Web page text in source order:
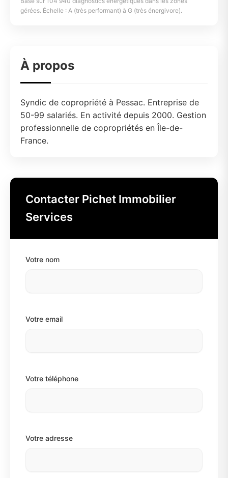
gérées. Échelle : A (très performant) à G (très énergivore).
À propos
Syndic de copropriété à Pessac. Entreprise de
50-99 salariés. En activité depuis 2000. Gestion
professionnelle de copropriétés en Île-de-
France.
Contacter Pichet Immobilier
Services
Votre nom
Votre email
Votre téléphone
Votre adresse